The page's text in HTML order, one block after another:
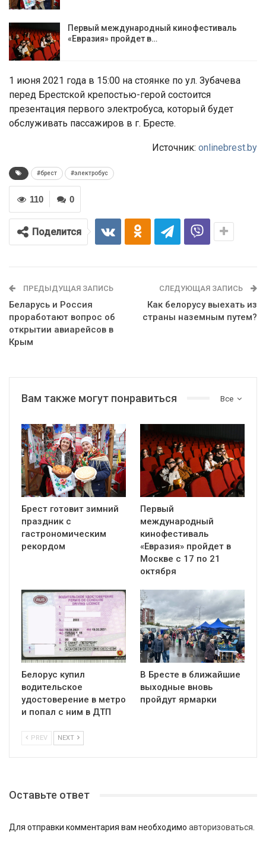
Первый международный кинофестиваль
«Евразия» пройдет в…
1 июня 2021 года в 15:00 на стоянке по ул. Зубачева
перед Брестской крепостью-герой состоится
презентация первого электробуса, который будет
обслуживать пассажиров в г. Бресте.
Источник: onlinebrest.by
#брест #электробус
0
110
Поделится
ПРЕДЫДУЩАЯ ЗАПИСЬ
Беларусь и Россия
проработают вопрос об
открытии авиарейсов в
Крым
СЛЕДУЮЩАЯ ЗАПИСЬ
Как белорусу выехать из
страны наземным путем?
Все
Вам также могут понравиться
Брест готовит зимний
праздник с
гастрономическим
рекордом
Первый
международный
кинофестиваль
«Евразия» пройдет в
Москве с 17 по 21
октября
Белорус купил
водительское
удостоверение в метро
и попал с ним в ДТП
В Бресте в ближайшие
выходные вновь
пройдут ярмарки
PREV NEXT
Оставьте ответ
Для отправки комментария вам необходимо авторизоваться